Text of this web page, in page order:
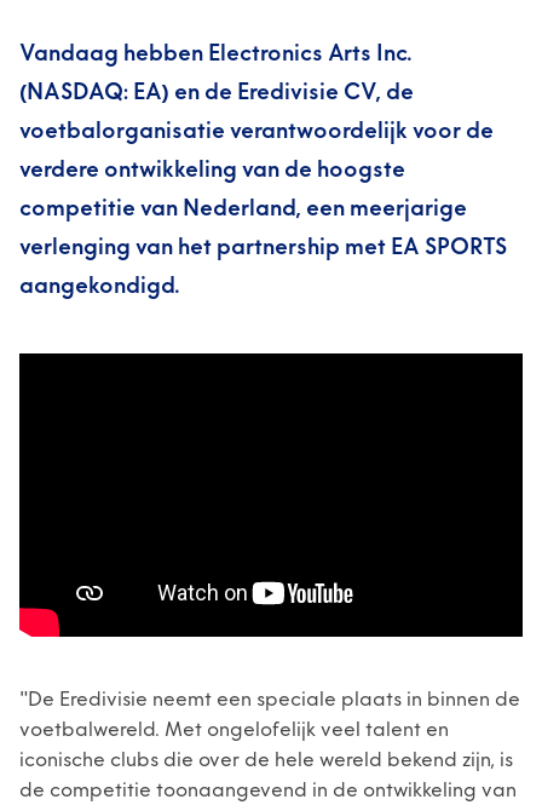
Vandaag hebben Electronics Arts Inc.
(NASDAQ: EA) en de Eredivisie CV, de
voetbalorganisatie verantwoordelijk voor de
verdere ontwikkeling van de hoogste
competitie van Nederland, een meerjarige
verlenging van het partnership met EA SPORTS
aangekondigd.
"De Eredivisie neemt een speciale plaats in binnen de
voetbalwereld. Met ongelofelijk veel talent en
iconische clubs die over de hele wereld bekend zijn, is
de competitie toonaangevend in de ontwikkeling van